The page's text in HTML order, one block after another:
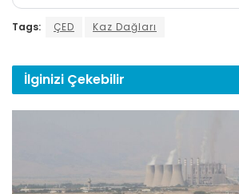
Tags: ÇED Kaz Dağları
İlginizi Çekebilir